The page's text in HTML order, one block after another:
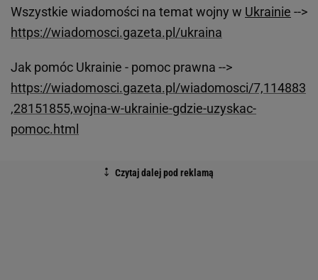
Wszystkie wiadomości na temat wojny w Ukrainie -->
https://wiadomosci.gazeta.pl/ukraina
Jak pomóc Ukrainie - pomoc prawna -->
https://wiadomosci.gazeta.pl/wiadomosci/7,114883
,28151855,wojna-w-ukrainie-gdzie-uzyskac-
pomoc.html